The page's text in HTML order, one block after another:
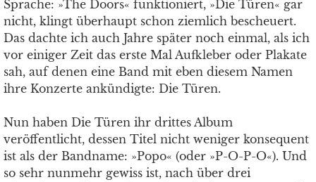
Sprache: »The Doors« funktioniert, »Die Türen« gar
nicht, klingt überhaupt schon ziemlich bescheuert.
Das dachte ich auch Jahre später noch einmal, als ich
vor einiger Zeit das erste Mal Aufkleber oder Plakate
sah, auf denen eine Band mit eben diesem Namen
ihre Konzerte ankündigte: Die Türen.
Nun haben Die Türen ihr drittes Album
veröffentlicht, dessen Titel nicht weniger konsequent
ist als der Bandname: »Popo« (oder »P-O-P-O«). Und
so sehr nunmehr gewiss ist, nach über drei